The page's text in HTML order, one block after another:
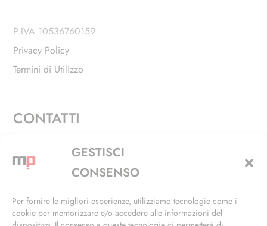
GESTISCI
CONSENSO
Per fornire le migliori esperienze, utilizziamo tecnologie come i
cookie per memorizzare e/o accedere alle informazioni del
P.IVA 10536760159
Privacy Policy
Termini di Utilizzo
CONTATTI
Via Alfieri, 27 - Trezzano Sul Naviglio (MI)
+39 02 4846 3155
info@masterphil.it